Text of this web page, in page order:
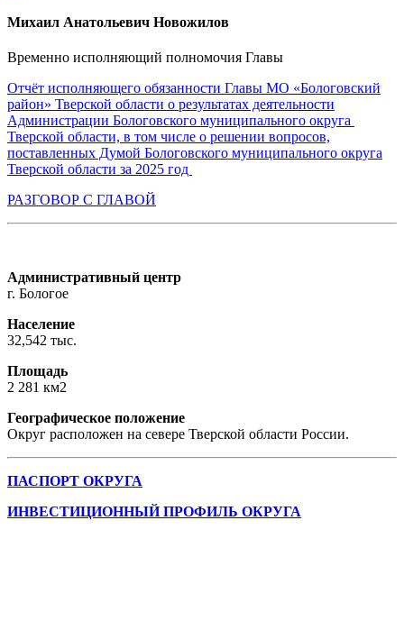
Михаил Анатольевич Новожилов
Временно исполняющий полномочия Главы
Отчёт исполняющего обязанности Главы МО «Бологовский
район» Тверской области о результатах деятельности
Администрации Бологовского муниципального округа
Тверской области, в том числе о решении вопросов,
поставленных Думой Бологовского муниципального округа
Тверской области за 2025 год
РАЗГОВОР С ГЛАВОЙ
Административный центр
г. Бологое
Население
32,542 тыс.
Площадь
2 281 км2
Географическое положение
Округ расположен на севере Тверской области России.
ПАСПОРТ ОКРУГА
ИНВЕСТИЦИОННЫЙ ПРОФИЛЬ ОКРУГА